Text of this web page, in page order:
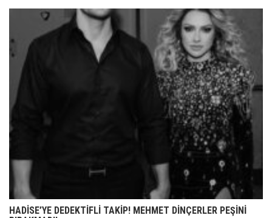
HADİSE’YE DEDEKTİFLİ TAKİP! MEHMET DİNÇERLER PEŞİNİ